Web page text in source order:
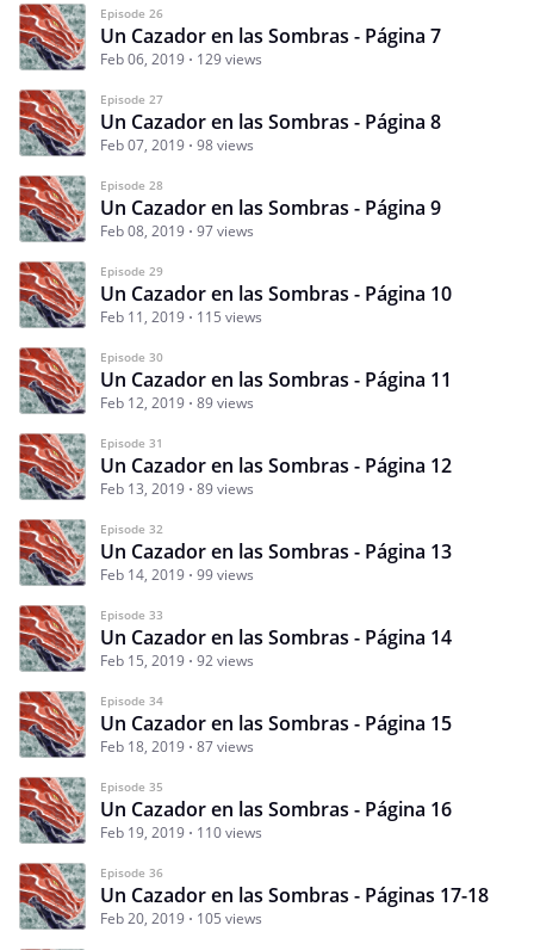
Episode 26
Un Cazador en las Sombras - Página 7
Feb 06, 2019 129 views
Episode 27
Un Cazador en las Sombras - Página 8
Feb 07, 2019 98 views
Episode 28
Un Cazador en las Sombras - Página 9
Feb 08, 2019 97 views
Episode 29
Un Cazador en las Sombras - Página 10
Feb 11, 2019 115 views
Episode 30
Un Cazador en las Sombras - Página 11
Feb 12, 2019 89 views
Episode 31
Un Cazador en las Sombras - Página 12
Feb 13, 2019 89 views
Episode 32
Un Cazador en las Sombras - Página 13
Feb 14, 2019 99 views
Episode 33
Un Cazador en las Sombras - Página 14
Feb 15, 2019 92 views
Episode 34
Un Cazador en las Sombras - Página 15
Feb 18, 2019 87 views
Episode 35
Un Cazador en las Sombras - Página 16
Feb 19, 2019 110 views
Episode 36
Un Cazador en las Sombras - Páginas 17-18
Feb 20, 2019 105 views